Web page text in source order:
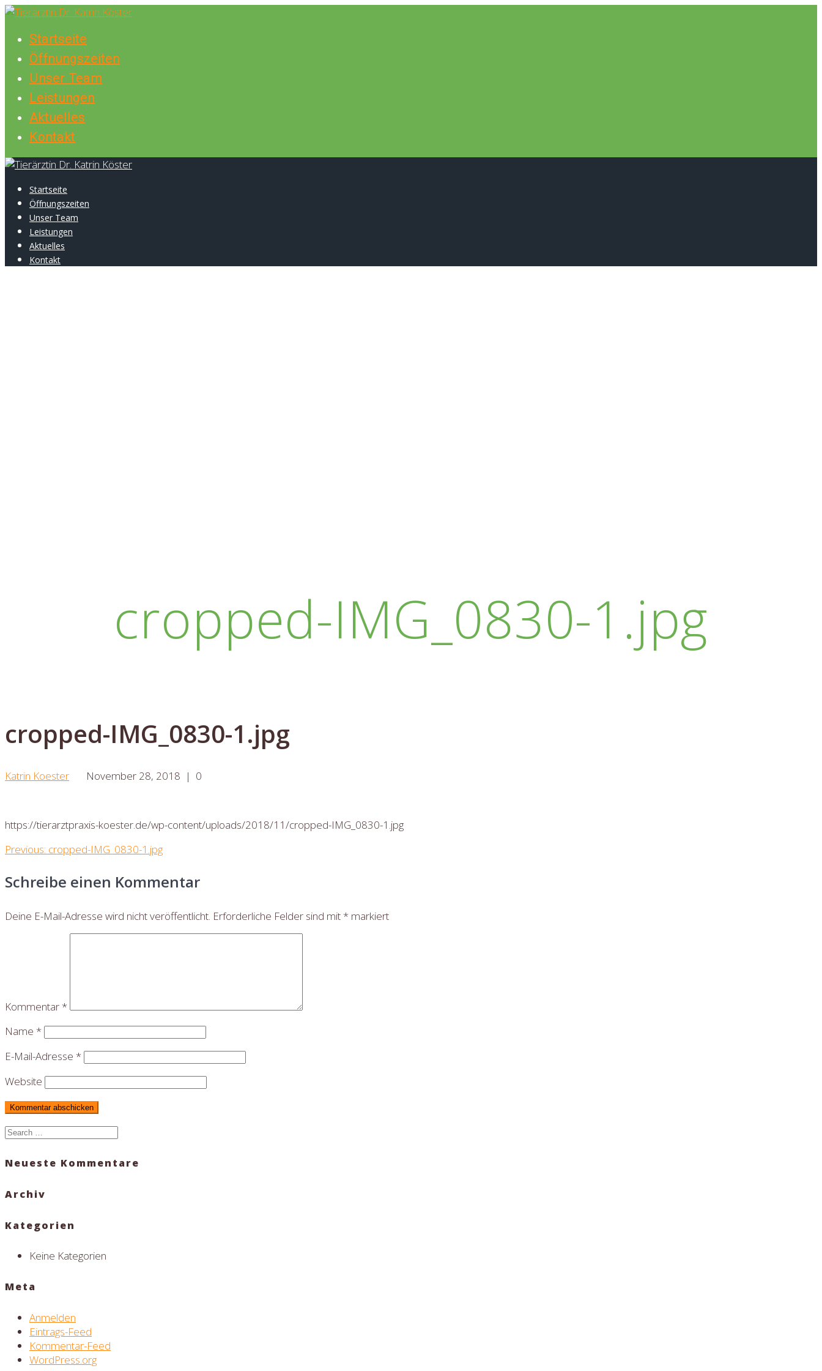
Skip
contentStartseite
Öffnungszeiten
Unser Team
Leistungen
Aktuelles
Kontakt
Startseite
Öffnungszeiten
Unser Team
Leistungen
Aktuelles
Kontakt
cropped-IMG_0830-1.jpg
cropped-IMG_0830-1.jpg
Katrin Koester November 28, 2018 | 0
https://tierarztpraxis-koester.de/wp-content/uploads/2018/11/cropped-IMG_0830-1.jpg
Beitragsnavigation
Previous: Previous
cropped-IMG_0830-1.jpg
Schreibe einen Kommentar
Deine E-Mail-Adresse wird nicht veröffentlicht. Erforderliche Felder sind mit* markiert
Kommentar*
Name *
E-Mail-Adresse *
Website
Search
Neueste Kommentare
Archiv
Kategorien
Keine Kategorien
Meta
Anmelden
Eintrags-Feed
Kommentar-Feed
WordPress.org